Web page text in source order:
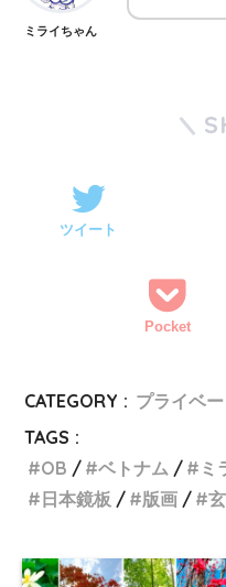
ミライちゃん
ツイート
Pocket
CATEGORY : プライベー
TAGS :
OB
ベトナム ミ
日本鏡板
版画